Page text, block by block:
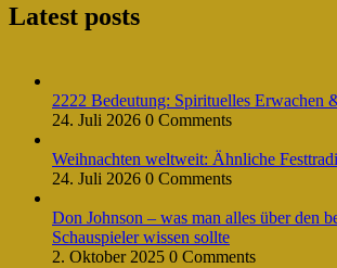
Latest posts
2222 Bedeutung: Spirituelles Erwachen
24. Juli 2026 0 Comments
Weihnachten weltweit: Ähnliche
24. Juli 2026 0 Comments
Don Johnson – was man alles über den
Schauspieler wissen sollte
2. Oktober 2025 0 Comments